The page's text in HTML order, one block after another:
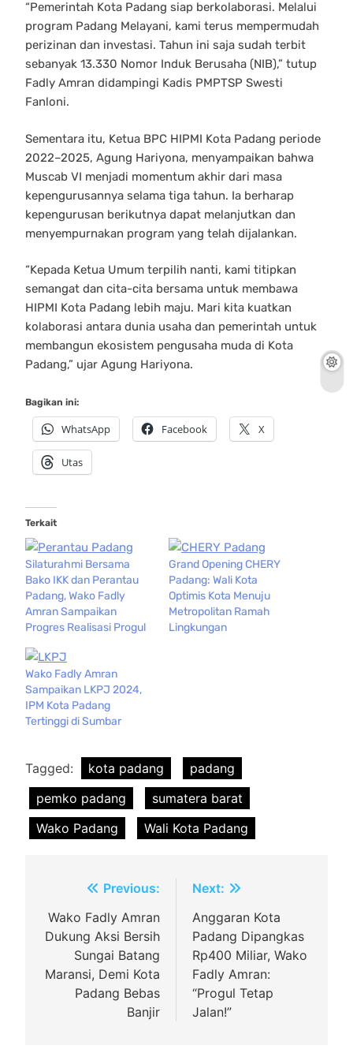
“Pemerintah Kota Padang siap berkolaborasi. Melalui
program Padang Melayani, kami terus mempermudah
perizinan dan investasi. Tahun ini saja sudah terbit
sebanyak 13.330 Nomor Induk Berusaha (NIB),” tutup
Fadly Amran didampingi Kadis PMPTSP Swesti
Fanloni.
Sementara itu, Ketua BPC HIPMI Kota Padang periode
2022–2025, Agung Hariyona, menyampaikan bahwa
Muscab VI menjadi momentum akhir dari masa
kepengurusannya selama tiga tahun. Ia berharap
kepengurusan berikutnya dapat melanjutkan dan
menyempurnakan program yang telah dijalankan.
“Kepada Ketua Umum terpilih nanti, kami titipkan
semangat dan cita-cita bersama untuk membawa
HIPMI Kota Padang lebih maju. Mari kita kuatkan
kolaborasi antara dunia usaha dan pemerintah untuk
membangun ekosistem pengusaha muda di Kota
Padang,” ujar Agung Hariyona.
Bagikan ini:
WhatsApp Facebook X
Utas
Terkait
Silaturahmi Bersama
Bako IKK dan Perantau
Padang, Wako Fadly
Amran Sampaikan
Progres Realisasi Progul
Grand Opening CHERY
Padang: Wali Kota
Optimis Kota Menuju
Metropolitan Ramah
Lingkungan
Wako Fadly Amran
Sampaikan LKPJ 2024,
IPM Kota Padang
Tertinggi di Sumbar
Tagged: kota padang
padang
pemko padang
sumatera barat
Wako Padang
Wali Kota Padang
Navigasi
pos
Previous:
Wako Fadly Amran
Dukung Aksi Bersih
Sungai Batang
Maransi, Demi Kota
Padang Bebas
Banjir
Next:
Anggaran Kota
Padang Dipangkas
Rp400 Miliar, Wako
Fadly Amran:
“Progul Tetap
Jalan!”